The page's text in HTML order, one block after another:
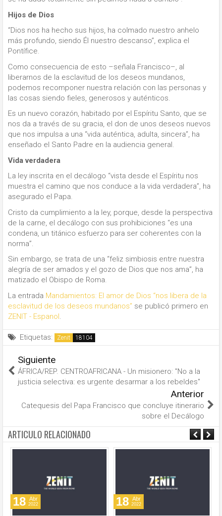
Hijos de Dios
“Dios nos ha hecho sus hijos, ha colmado nuestro anhelo
más profundo, siendo Él nuestro descanso”, explica el
Pontífice.
Como consecuencia de esto –señala Francisco–, al
liberarnos de la esclavitud de los deseos mundanos,
podemos recomponer nuestra relación con las personas y
las cosas siendo fieles, generosos y auténticos.
Es un nuevo corazón, habitado por el Espíritu Santo, que se
nos da a través de su gracia, el don de unos deseos nuevos
que nos impulsa a una “vida auténtica, adulta, sincera”, ha
enseñado el Santo Padre en la audiencia general.
Vida verdadera
La ley inscrita en el decálogo “vista desde el Espíritu nos
muestra el camino que nos conduce a la vida verdadera”, ha
asegurado el Papa.
Cristo da cumplimiento a la ley, porque, desde la perspectiva
de la carne, el decálogo con sus prohibiciones “es una
condena, un titánico esfuerzo para ser coherentes con la
norma”.
Sin embargo, se trata de una “feliz simbiosis entre nuestra
alegría de ser amados y el gozo de Dios que nos ama”, ha
matizado el Obispo de Roma.
La entrada Mandamientos: El amor de Dios “nos libera de la
esclavitud de los deseos mundanos” se publicó primero en
ZENIT - Espanol
Etiquetas: Zenit
Siguiente
ÁFRICA/REP. CENTROAFRICANA - Un misionero: "No a la
justicia selectiva: es urgente desarmar a los rebeldes"
Anterior
Catequesis del Papa Francisco que concluye itinerario
sobre el Decálogo
ARTICULO RELACIONADO
18 Abr
2022 18 Abr
2022